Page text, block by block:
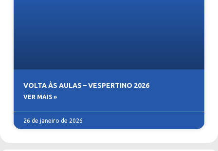
VOLTA ÀS AULAS – VESPERTINO 2026
VER MAIS »
26 de janeiro de 2026